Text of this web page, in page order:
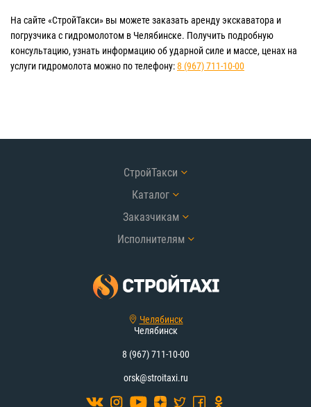
На сайте «СтройТакси» вы можете заказать аренду экскаватора и
погрузчика с гидромолотом в Челябинске. Получить подробную
консультацию, узнать информацию об ударной силе и массе, ценах на
услуги гидромолота можно по телефону:8 (967) 711-10-00
СтройТакси
Каталог
Заказчикам
Исполнителям
Челябинск
Челябинск
8 (967) 711-10-00
orsk@stroitaxi.ru